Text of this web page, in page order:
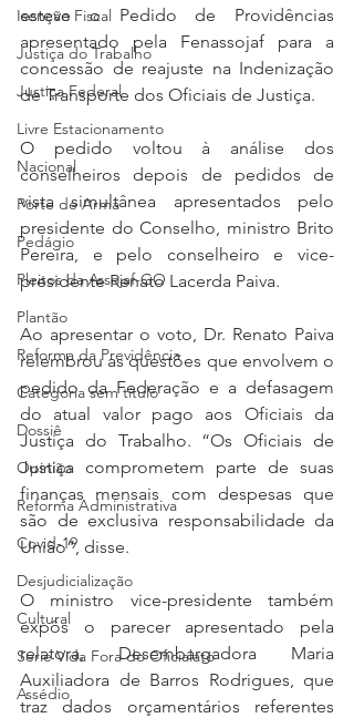
Isenção Fiscal
Justiça do Trabalho
Justiça Federal
Livre Estacionamento
Nacional
Porte de Arma
Pedágio
Pleitos da Assojaf-GO
Plantão
Reforma da Previdência
Categoria sem título
Dossiê
Opinião
Reforma Administrativa
Covid-19
Desjudicialização
Cultural
Serie Vida Fora do Oficialato
Assédio
esteve o Pedido de Providências
apresentado pela Fenassojaf para a
concessão de reajuste na Indenização
de Transporte dos Oficiais de Justiça.
O pedido voltou à análise dos
conselheiros depois de pedidos de
vista simultânea apresentados pelo
presidente do Conselho, ministro Brito
Pereira, e pelo conselheiro e vice-
presidente Renato Lacerda Paiva.
Ao apresentar o voto, Dr. Renato Paiva
relembrou as questões que envolvem o
pedido da Federação e a defasagem
do atual valor pago aos Oficiais da
Justiça do Trabalho. “Os Oficiais de
Justiça comprometem parte de suas
finanças mensais com despesas que
são de exclusiva responsabilidade da
União”, disse.
O ministro vice-presidente também
expôs o parecer apresentado pela
relatora, Desembargadora Maria
Auxiliadora de Barros Rodrigues, que
traz dados orçamentários referentes